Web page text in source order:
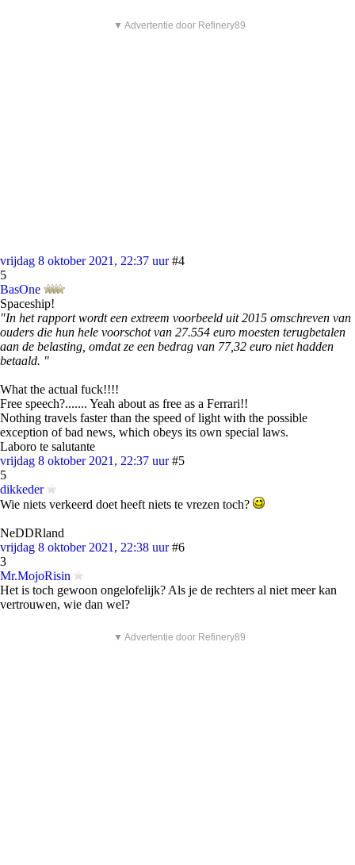
▼ Advertentie door Refinery89
vrijdag 8 oktober 2021, 22:37 uur #4
5
BasOne
Spaceship!
"In het rapport wordt een extreem voorbeeld uit 2015 omschreven van
ouders die hun hele voorschot van 27.554 euro moesten terugbetalen
aan de belasting, omdat ze een bedrag van 77,32 euro niet hadden
betaald. "
What the actual fuck!!!!
Free speech?....... Yeah about as free as a Ferrari!!
Nothing travels faster than the speed of light with the possible
exception of bad news, which obeys its own special laws.
Laboro te salutante
vrijdag 8 oktober 2021, 22:37 uur #5
5
dikkeder
Wie niets verkeerd doet heeft niets te vrezen toch?
NeDDRland
vrijdag 8 oktober 2021, 22:38 uur #6
3
Mr.MojoRisin
Het is toch gewoon ongelofelijk? Als je de rechters al niet meer kan
vertrouwen, wie dan wel?
▼ Advertentie door Refinery89